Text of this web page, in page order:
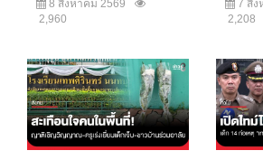
8 สิงหาคม 2569
2,960
7 สิง
2,208